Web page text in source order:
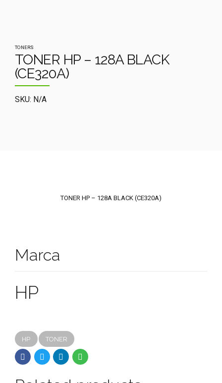
TONERS
TONER HP – 128A BLACK
(CE320A)
SKU: N/A
TONER HP – 128A BLACK (CE320A)
Marca
HP
HP TONER